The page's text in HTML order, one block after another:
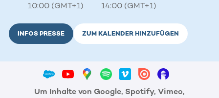
10:00 (GMT+1) 14:00 (GMT+1)
INFOS PRESSE ZUM KALENDER HINZUFÜGEN
Um Inhalte von Google, Spotify, Vimeo,